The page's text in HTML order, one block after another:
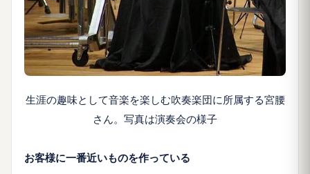
生涯の趣味として音楽を楽しむ吹奏楽団に所属する宮腰
さん。写真は演奏会の様子
お客様に一番近いものを作っている